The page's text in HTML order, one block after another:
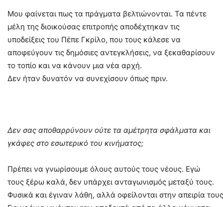
Μου φαίνεται πως τα πράγματα βελτιώνονται. Τα πέντε
μέλη της διοικούσας επιτροπής αποδέχτηκαν τις
υποδείξεις του Πέπε Γκρίλο, που τους κάλεσε να
αποφεύγουν τις δημόσιες αντεγκλήσεις, να ξεκαθαρίσουν
το τοπίο και να κάνουν μια νέα αρχή.
Δεν ήταν δυνατόν να συνεχίσουν όπως πριν.
Δεν σας αποθαρρύνουν ούτε τα αμέτρητα σφάλματα και
γκάφες στο εσωτερικό του κινήματος;
Πρέπει να γνωρίσουμε όλους αυτούς τους νέους. Εγώ
τους ξέρω καλά, δεν υπάρχει ανταγωνισμός μεταξύ τους.
Φυσικά και έγιναν λάθη, αλλά οφείλονται στην απειρία